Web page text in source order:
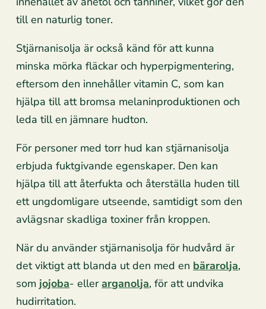
till en naturlig toner.
Stjärnanisolja är också känd för att kunna
minska mörka fläckar och hyperpigmentering,
eftersom den innehåller vitamin C, som kan
hjälpa till att bromsa melaninproduktionen och
leda till en jämnare hudton.
För personer med torr hud kan stjärnanisolja
erbjuda fuktgivande egenskaper. Den kan
hjälpa till att återfukta och återställa huden till
ett ungdomligare utseende, samtidigt som den
avlägsnar skadliga toxiner från kroppen.
När du använder stjärnanisolja för hudvård är
det viktigt att blanda ut den med en bärarolja,
som jojoba- ellerarganolja, för att undvika
hudirritation.